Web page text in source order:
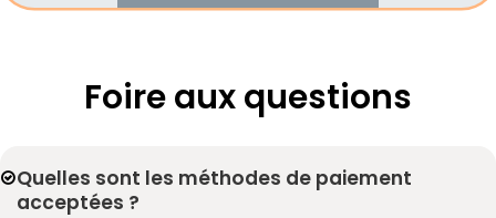
Bruit intérieur x̄ 19,5 dB
Faible consommation
Foire aux questions
Quelles sont les méthodes de paiement
acceptées ?